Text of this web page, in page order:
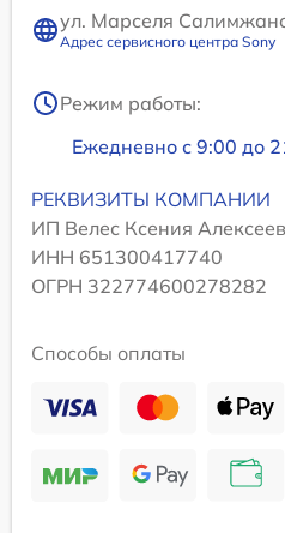
ул. Марселя
Адрес сервисного центра Sony
Режим работы:
Ежедневно с 9:00 до
РЕКВИЗИТЫ КОМПАНИИ
ИП Велес Ксения
ИНН 651300417740
ОГРН 322774600278282
Способы оплаты